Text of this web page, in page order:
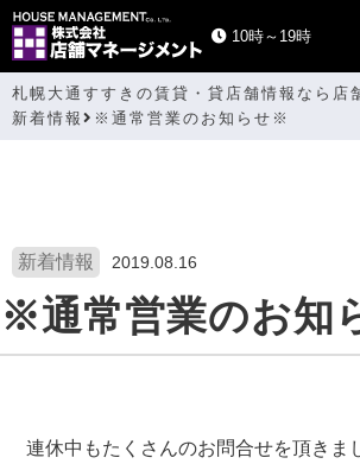
10時～19時
札幌大通すすきの賃貸・貸店舗情報なら店
新着情報
※通常営業のお知らせ※
新着情報 2019.08.16
※通常営業のお知
連休中もたくさんのお問合せを頂きま